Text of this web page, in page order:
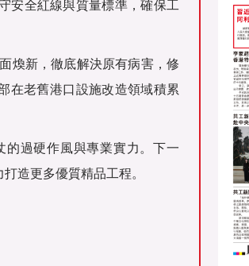
安全紅線與質量標準，確保工
煥新，徹底解決原有病害，修
在老舊港口設施改造領域積累
過硬作風與專業實力。下一
造更多優質精品工程。